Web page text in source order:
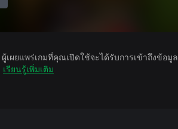
ผู้เผยแพร่เกมที่คุณเปิดใช้จะได้รับการเข้าถึงข้อ
เรียนรู้เพิ่มเติม